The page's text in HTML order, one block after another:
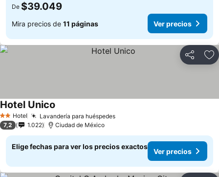
De $39.049
Mira precios de 11 páginas Ver precios
Compartir
2 Estrellas
Hotel Lavandería para huéspedes
Hotel Unico
7,2 1.022 Ciudad de México
Elige fechas para ver los precios exactos
Ver precios